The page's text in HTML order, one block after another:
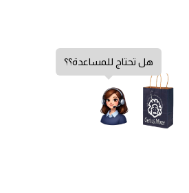
هل تحتاج للمساعدة؟؟